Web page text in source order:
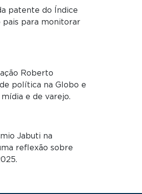
patente do Índice
pais para monitorar
Roberto
política na Globo e
e de varejo.
Jabuti na
reflexão sobre